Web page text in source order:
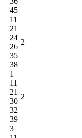
45
11
21
24
26
35
38
2
1
11
21
30
32
39
2
3